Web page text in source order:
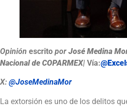
Opinión escrito por José Medina
Nacional de COPARMEX| Vía:
X: @JoseMedinaMor
La extorsión es uno de los delitos